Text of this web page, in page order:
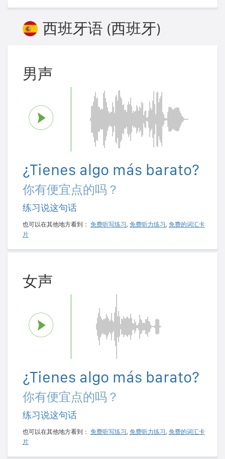
西班牙语 (西班牙)
男声
¿Tienes algo más barato?
你有便宜点的吗？
练习说这句话
也可以在其他地方看到： 免费听写练习 , 免费听力练习 , 免费的词汇卡
片
女声
¿Tienes algo más barato?
你有便宜点的吗？
练习说这句话
也可以在其他地方看到： 免费听写练习, 免费听力练习, 免费的词汇卡
片